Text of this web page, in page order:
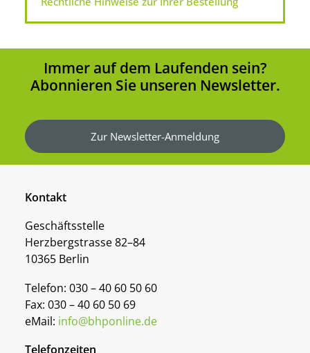
Immer auf dem Laufenden sein?
Abonnieren Sie unseren Newsletter.
Zur Newsletter-Anmeldung
Kontakt
Geschäftsstelle
Herzbergstrasse 82–84
10365 Berlin
Telefon: 030 – 40 60 50 60
Fax: 030 – 40 60 50 69
eMail: info@bhponline.de
Telefonzeiten